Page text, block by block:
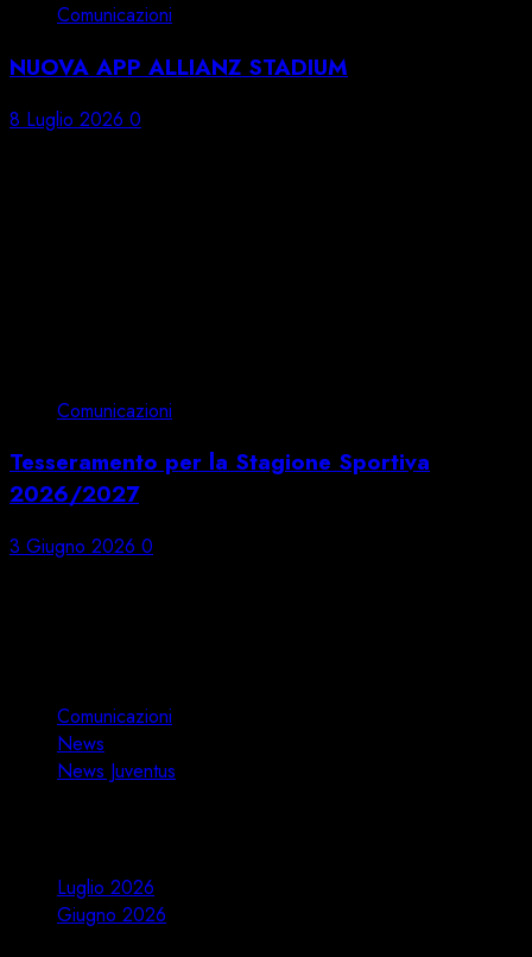
Comunicazioni
NUOVA APP ALLIANZ STADIUM
8 Luglio 2026 0
Comunicazioni
Tesseramento per la Stagione Sportiva
2026/2027
3 Giugno 2026 0
Comunicazioni
News
News Juventus
Luglio 2026
Giugno 2026